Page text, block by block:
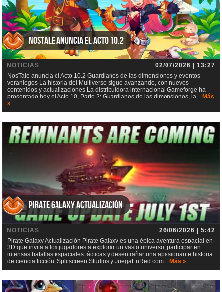
NosTale anuncia el Acto 10.2
NOTICIAS
02/07/2026 | 13:27
NosTale anuncia el Acto 10.2 Guardianes de las dimensiones y eventos
veraniegos La historia del Multiverso sigue avanzando, con nuevos
contenidos y actualizaciones La distribuidora internacional Gameforge ha
presentado hoy el Acto 10, Parte 2: Guardianes de las dimensiones, la... Más
»
Pirate Galaxy Actualización
NOTICIAS
26/06/2026 | 5:42
Pirate Galaxy Actualización Pirate Galaxy es una épica aventura espacial en
3D que invita a los jugadores a explorar un vasto universo, participar en
intensas batallas espaciales tácticas y desentrañar una apasionante historia
de ciencia ficción. Splitscreen Studios y JuegaEnRed.com... Más »